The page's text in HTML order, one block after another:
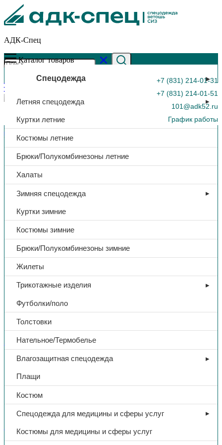
АДК-Спец
+7 (831) 214-01-31
+7 (831) 214-01-51
101@adk52.ru
График работы
0
Каталог товаров
Спецодежда
Летняя спецодежда
Куртки летние
Костюмы летние
Брюки/Полукомбинезоны летние
Халаты
Зимняя спецодежда
Куртки зимние
Костюмы зимние
Брюки/Полукомбинезоны зимние
Жилеты
Трикотажные изделия
Футболки/поло
Толстовки
Нательное/Термобелье
Влагозащитная спецодежда
Плащи
Костюм
Спецодежда для медицины и сферы услуг
Костюмы для медицины и сферы услуг
Главная страница»Каталог»Перчатки х/б 4/10, ПВХ,
черный
Защита рук
Перчатки х/б 4/10, ПВХ,
черный
13,10₽
В избранное